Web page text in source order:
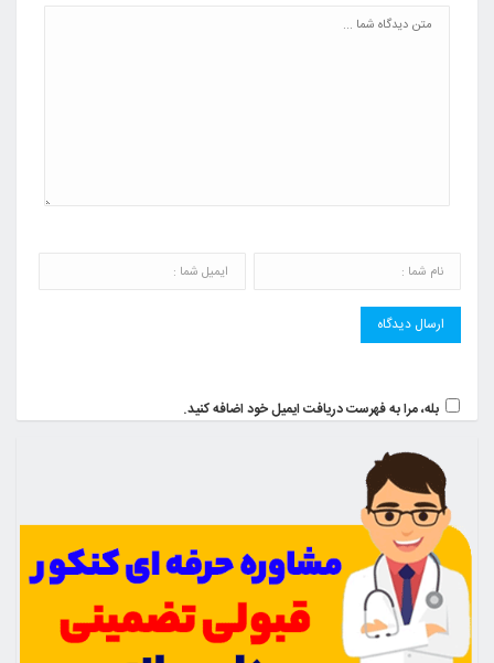
بله، مرا به فهرست دریافت ایمیل خود اضافه کنید.